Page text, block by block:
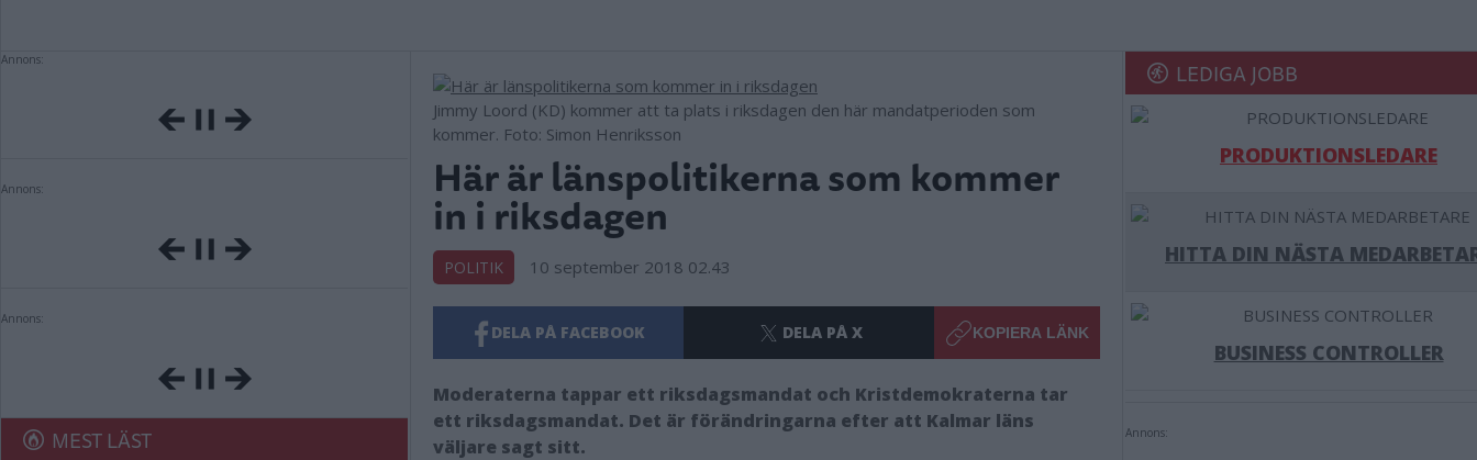
Annons:
Annons:
Annons:
MEST LÄST
Jimmy Loord (KD) kommer att ta plats i riksdagen den här mandatperioden som
kommer. Foto: Simon Henriksson
Här är länspolitikerna som kommer
in i riksdagen
POLITIK 10 september 2018 02.43
DELA PÅ FACEBOOK DELA PÅ X KOPIERA LÄNK
Moderaterna tappar ett riksdagsmandat och Kristdemokraterna tar
ett riksdagsmandat. Det är förändringarna efter att Kalmar läns
väljare sagt sitt.
LEDIGA JOBB
PRODUKTIONSLEDARE
HITTA DIN NÄSTA
BUSINESS CONTROLLER
Annons: